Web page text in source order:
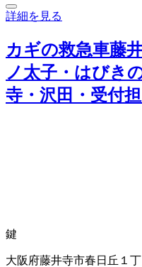
詳細を見る
カギの救急車藤
ノ太子・はびき
寺・沢田・受付
鍵
大阪府藤井寺市春日丘１